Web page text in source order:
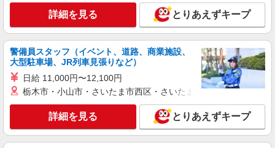
詳細を見る とりあえずキープ
警備員スタッフ（イベント、道路、商業施設、
大型駐車場、JR列車見張りなど）
日給 11,000円〜12,100円
栃木市・小山市・さいたま市西区・さいたま市岩槻区・久喜市・
詳細を見る とりあえずキープ